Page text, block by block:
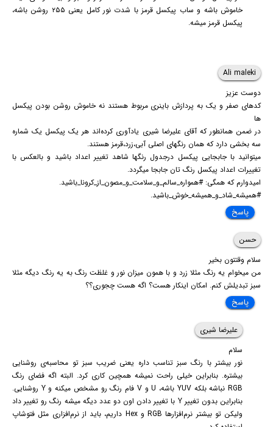
خاموش باشه و ساب پیکسل قرمز با شدت نور کامل یعنی ۲۵۵ روشن باشه،
پیکسل قرمز میشه.
Ali maleki
دوست عزیز
کدهای صفر و یک به پردازش باینری مربوط هستند نه خاموش روشن بودن پیکسل
ها
در ضمن همانطور که آقای علیرضا شیری یادآوری کرده‌اند هر یک پیکسل یک شماره
سه بخشی دارد که همان رنگهای اصلی آبی،زرد،قرمز هستند.
میتوانید با جابجایی پیکسل درجدول رنگها شاهد تغییر اعداد باشید و بالعکس با
تغییرات اعداد پیکسل رنگ تان جابجا میگردد.
امیدوارم که همگی: #همواره_سالم_و_سلامت_و_مصون_از_کرونا_باشید.
#همیشه_شاد_و_همیشه_خوش_باشید.
پاسخ
حسن
سلام وقتتون بخیر
من میخوام یه رنگ مثلا زرد و با همون میزان نور و غلظت رنگ به یه رنگ دیگه مثلا
سبز تبدیلش کنم. امکان اینکار هست؟ اگه هست چجوری؟؟
پاسخ
علیرضا شیری
سلام
نور بیشتر با رنگ سبز تناسب داره یعنی ضریب سبز تو محاسبه‌ی روشنایی
بیشتره. بنابراین خیلی راحت نمیشه همچین کاری کرد. البته اگه فضای رنگ
RGB نباشه بلکه YUV باشه، U و V فام رنگ رو مشخص میکنه و Y روشنایی.
بنابراین بدون تغییر Y با تغییر دادن اون دو عدد دیگه میشه رنگ رو تغییر داد
ولیکن تو بیشتر نرم‌افزارها RGB و Hex داریم، باید از نرم‌افزاری مثل فتوشاپ